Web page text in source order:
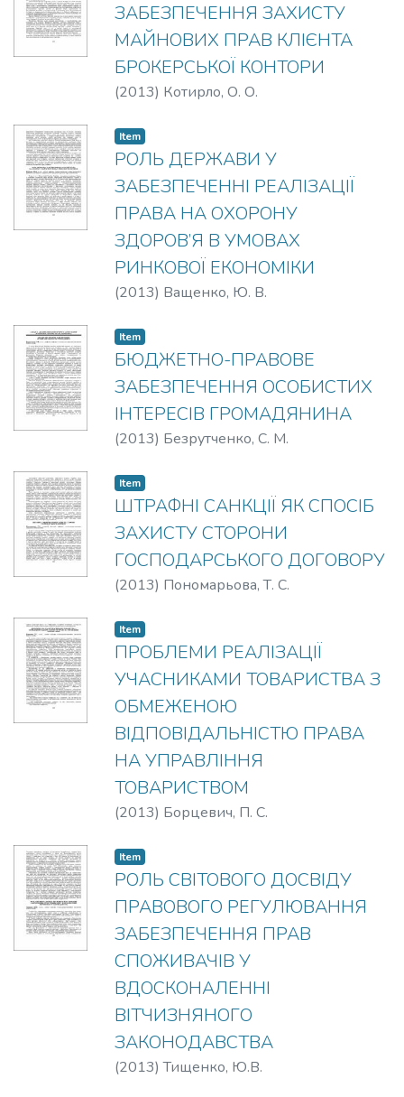
ЗАБЕЗПЕЧЕННЯ ЗАХИСТУ
МАЙНОВИХ ПРАВ КЛІЄНТА
БРОКЕРСЬКОЇ КОНТОРИ
(2013) Котирло, О. О.
Item
РОЛЬ ДЕРЖАВИ У
ЗАБЕЗПЕЧЕННІ РЕАЛІЗАЦІЇ
ПРАВА НА ОХОРОНУ
ЗДОРОВ’Я В УМОВАХ
РИНКОВОЇ ЕКОНОМІКИ
(2013) Ващенко, Ю. В.
Item
БЮДЖЕТНО-ПРАВОВЕ
ЗАБЕЗПЕЧЕННЯ ОСОБИСТИХ
ІНТЕРЕСІВ ГРОМАДЯНИНА
(2013) Безрутченко, С. М.
Item
ШТРАФНІ САНКЦІЇ ЯК СПОСІБ
ЗАХИСТУ СТОРОНИ
ГОСПОДАРСЬКОГО ДОГОВОРУ
(2013) Пономарьова, Т. С.
Item
ПРОБЛЕМИ РЕАЛІЗАЦІЇ
УЧАСНИКАМИ ТОВАРИСТВА З
ОБМЕЖЕНОЮ
ВІДПОВІДАЛЬНІСТЮ ПРАВА
НА УПРАВЛІННЯ
ТОВАРИСТВОМ
(2013) Борцевич, П. С.
Item
РОЛЬ СВІТОВОГО ДОСВІДУ
ПРАВОВОГО РЕГУЛЮВАННЯ
ЗАБЕЗПЕЧЕННЯ ПРАВ
СПОЖИВАЧІВ У
ВДОСКОНАЛЕННІ
ВІТЧИЗНЯНОГО
ЗАКОНОДАВСТВА
(2013)Тищенко, Ю.В.